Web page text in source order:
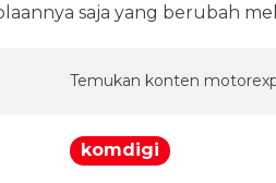
saja yang berubah
Temukan konten
komdigi